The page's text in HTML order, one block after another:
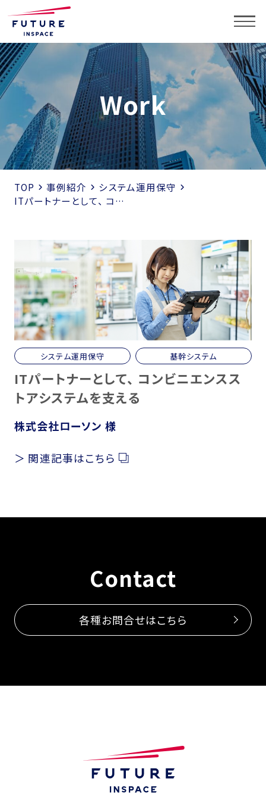
Top
About
Service
システム開発
セキュリティ
情報システム部門アウトソーシング
Work
Career
Career Design
Recruit Info
Top Message
IR Information
Work
TOP 事例紹介
システム運用保守
ITパートナーとして、 コンビニエンスストアシステムを支える
システム運用保守 基幹システム
ITパートナーとして、 コンビニエンスス
トアシステムを支える
株式会社ローソン 様
関連記事はこちら
Contact
各種お問合せはこちら